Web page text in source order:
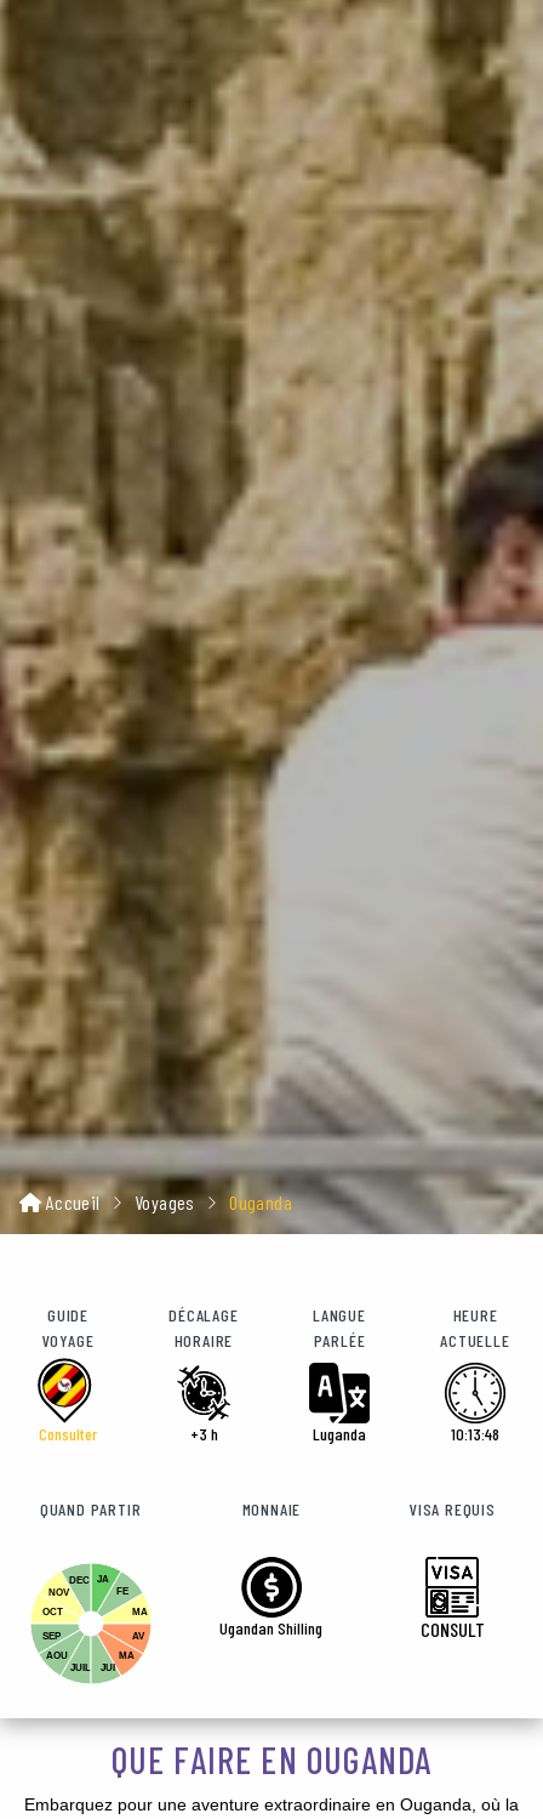
Accueil Voyages Ouganda
GUIDE
VOYAGE
Consulter
DÉCALAGE
HORAIRE
+3 h
LANGUE
PARLÉE
Luganda
HEURE
ACTUELLE
10:13:50
QUAND PARTIR
JA
FE
MA
AV
MA
DEC
NOV
OCT
SEP
AOU
JUIL
JUI
MONNAIE
Ugandan Shilling
VISA REQUIS
CONSULT
QUE FAIRE EN OUGANDA
Embarquez pour une aventure extraordinaire en Ouganda, où la